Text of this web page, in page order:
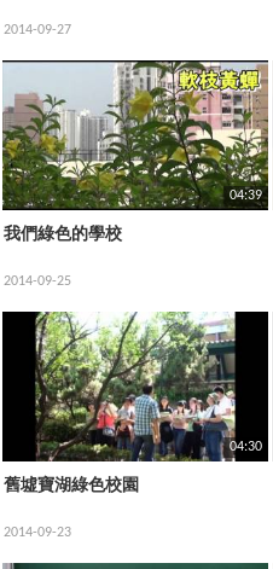
2014-09-27
04:39
我們綠色的學校
2014-09-25
04:30
舊墟寶湖綠色校園
2014-09-23